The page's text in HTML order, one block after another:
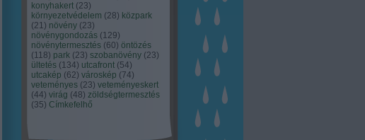
konyhakert (23)
környezetvédelem (28) közpark
(21) növény (23)
növénygondozás (129)
növénytermesztés (60) öntözés
(118) park (23) szobanövény (23)
ültetés (134) utcafront (54)
utcakép (62) városkép (74)
veteményes (23) veteményeskert
(44) virág (48) zöldségtermesztés
(35) Címkefelhő